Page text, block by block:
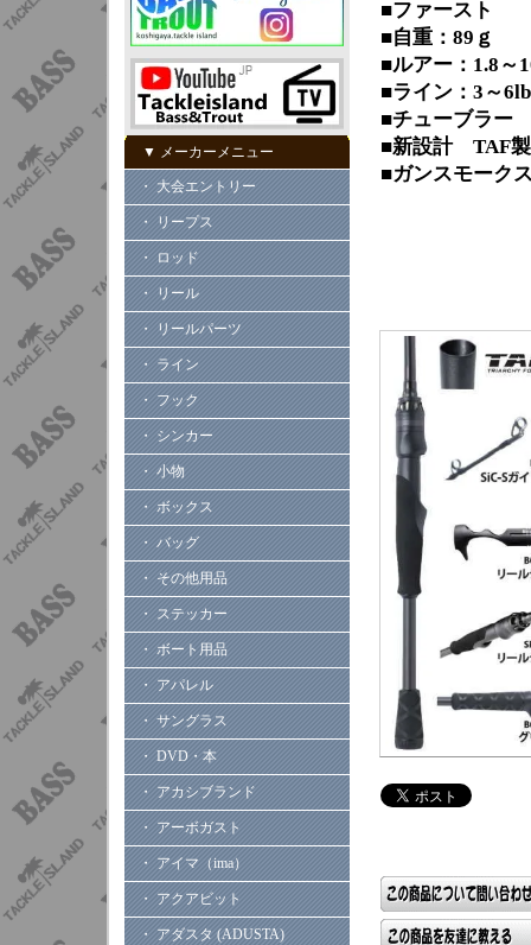
▼ メーカーメニュー
・ 大会エントリー
・ リープス
・ ロッド
・ リール
・ リールパーツ
・ ライン
・ フック
・ シンカー
・ 小物
・ ボックス
・ バッグ
・ その他用品
・ ステッカー
・ ボート用品
・ アパレル
・ サングラス
・ DVD・本
・ アカシブランド
・ アーボガスト
・ アイマ（ima）
・ アクアビット
・ アダスタ (ADUSTA)
■ファースト
■自重：89ｇ
■ルアー：1.8～
■ライン：3～6lb
■チューブラー
■新設計 TAF
■ガンスモーク